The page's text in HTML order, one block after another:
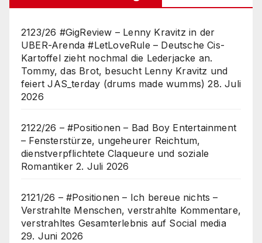
2123/26 #GigReview – Lenny Kravitz in der
UBER-Arenda #LetLoveRule – Deutsche Cis-
Kartoffel zieht nochmal die Lederjacke an.
Tommy, das Brot, besucht Lenny Kravitz und
feiert JAS_terday (drums made wumms) 28. Juli
2026
2122/26 – #Positionen – Bad Boy Entertainment
– Fensterstürze, ungeheurer Reichtum,
dienstverpflichtete Claqueure und soziale
Romantiker 2. Juli 2026
2121/26 – #Positionen – Ich bereue nichts –
Verstrahlte Menschen, verstrahlte Kommentare,
verstrahltes Gesamterlebnis auf Social media
29. Juni 2026